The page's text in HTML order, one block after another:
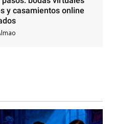
y casamientos online